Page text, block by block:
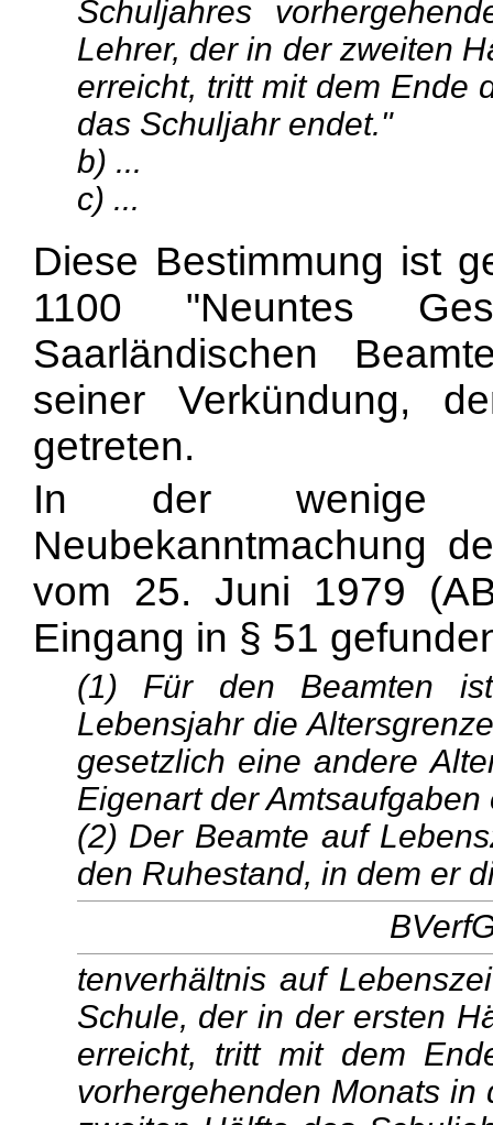
Schuljahres
Lehrer, der in der zweiten
erreicht, tritt mit dem Ende
das Schuljahr endet."
b) ...
c) ...
Diese Bestimmung ist
1100 "Neuntes
Saarländischen
seiner Verkündung,
getreten.
In der wenige
Neubekanntmachung
vom 25. Juni 1979
Eingang in § 51
(1) Für den Beamten ist
Lebensjahr die
gesetzlich eine andere
Eigenart der Amtsaufgaben
(2) Der Beamte auf
den Ruhestand, in dem er
tenverhältnis auf
Schule, der in der ersten
erreicht, tritt mit dem
vorhergehenden Monats